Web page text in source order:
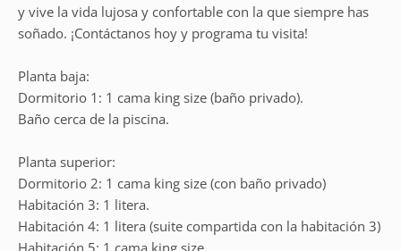
y vive la vida lujosa y confortable con la que siempre has
soñado. ¡Contáctanos hoy y programa tu visita!
Planta baja:
Dormitorio 1: 1 cama king size (baño privado).
Baño cerca de la piscina.
Planta superior:
Dormitorio 2: 1 cama king size (con baño privado)
Habitación 3: 1 litera.
Habitación 4: 1 litera (suite compartida con la habitación 3)
Habitación 5: 1 cama king size.